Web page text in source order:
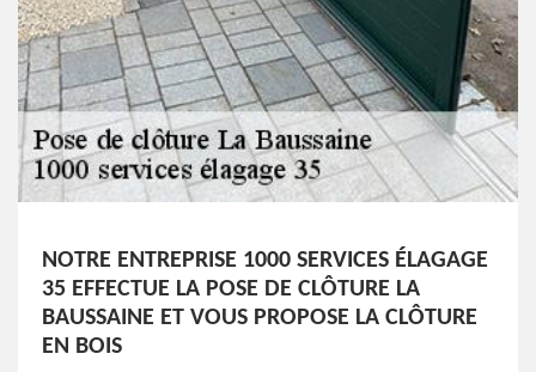
NOTRE ENTREPRISE 1000 SERVICES ÉLAGAGE
35 EFFECTUE LA POSE DE CLÔTURE LA
BAUSSAINE ET VOUS PROPOSE LA CLÔTURE
EN BOIS